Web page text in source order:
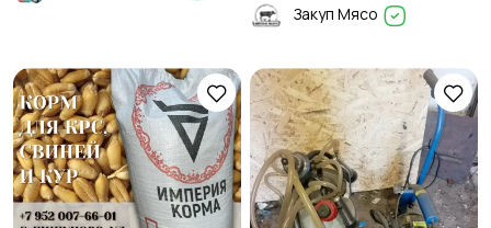
Закуп Мясо